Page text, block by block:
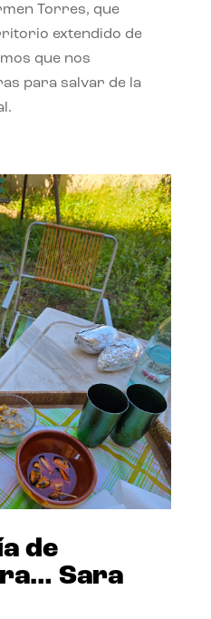
Torres, que
extendido de
que nos
para salvar de la
de
Sara